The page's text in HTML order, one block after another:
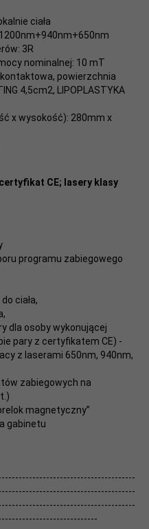
ciała
3R
nominalnej: 10 mT
powierzchnia
4,5cm2, LIPOPLASTYKA
x wysokość): 280mm x
CE; lasery klasy
programu zabiegowego
ciała,
dla osoby wykonującej
pary z certyfikatem CE) -
z laserami 650nm, 940nm,
zabiegowych na
magnetyczny”
gabinetu